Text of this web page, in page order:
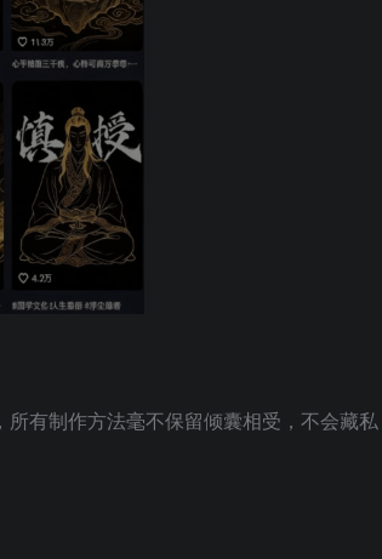
有制作方法毫不保留倾囊相受，不会藏